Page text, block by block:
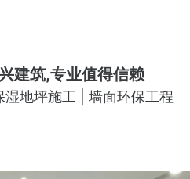
建筑,专业值得信赖
地坪施工 | 墙面环保工程